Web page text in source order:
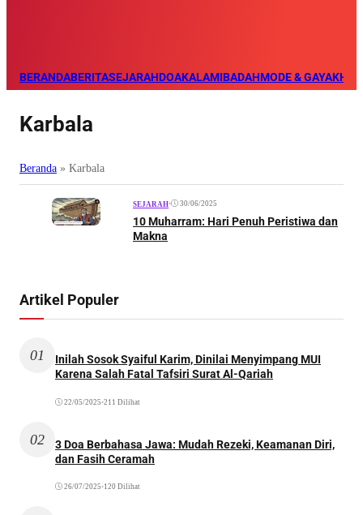
BERANDABERITASEJARAHDOAKALAMIBADAHMODE & GAYA
Karbala
Beranda » Karbala
SEJARAH• 30/06/2025
10 Muharram: Hari Penuh Peristiwa dan
Makna
Artikel Populer
01
Inilah Sosok Syaiful Karim, Dinilai Menyimpang MUI
Karena Salah Fatal Tafsiri Surat Al-Qariah
22/05/2025 •211 Dilihat
02
3 Doa Berbahasa Jawa: Mudah Rezeki, Keamanan Diri,
dan Fasih Ceramah
26/07/2025 •120 Dilihat